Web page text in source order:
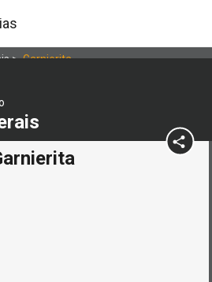
>Garnierita